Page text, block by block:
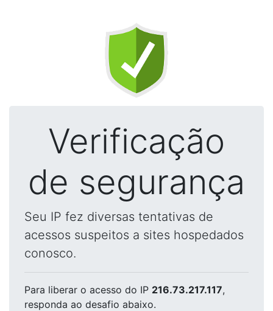
Verificação
de segurança
Seu IP fez diversas tentativas de
acessos suspeitos a sites hospedados
conosco.
Para liberar o acesso do IP 216.73.217.117,
responda ao desafio abaixo.